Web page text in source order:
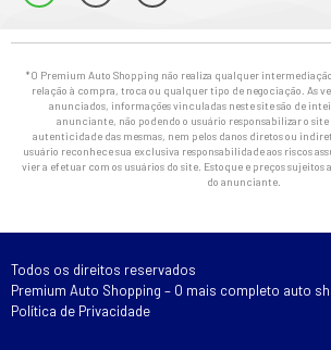
*O Premium Auto Shopping não realiza qualquer
relação à compra, troca ou qualquer tipo de negociação. As
anunciados, informações vinculadas neste site são de
anunciante, não podendo o usuário responsabilizar o
autenticidade das mesmas, nem pelos danos diretos ou
usuário reconhece sua exclusiva responsabilidade aos riscos
vier a efetuar com os usuários do site. Estoque e preços
do anunciante.
Todos os direitos reservados
Premium Auto Shopping – O mais completo auto
Política de Privacidade